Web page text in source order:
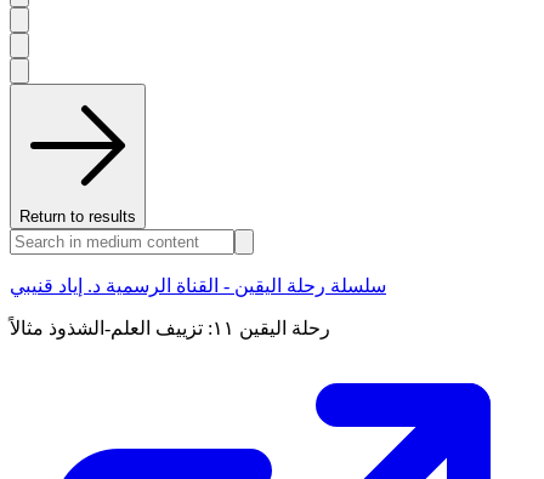
Return to results
سلسلة رحلة اليقين - القناة الرسمية د. إياد قنيبي
رحلة اليقين ١١: تزييف العلم-الشذوذ مثالاً